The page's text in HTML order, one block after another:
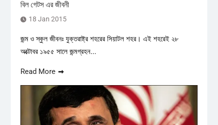
বিল গেটস এর জীবনী
18 Jan 2015
জন্ম ও স্কুল জীবনঃ যুক্তরাষ্ট্র শহরের সিয়াটল শহর। এই শহরেই ২৮
অক্টোবর ১৯৫৫ সালে জন্মগ্রহন...
Read More